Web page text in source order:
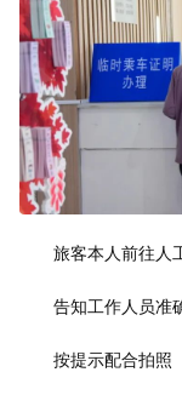
旅客本人前往人
告知工作人员准
按提示配合拍照